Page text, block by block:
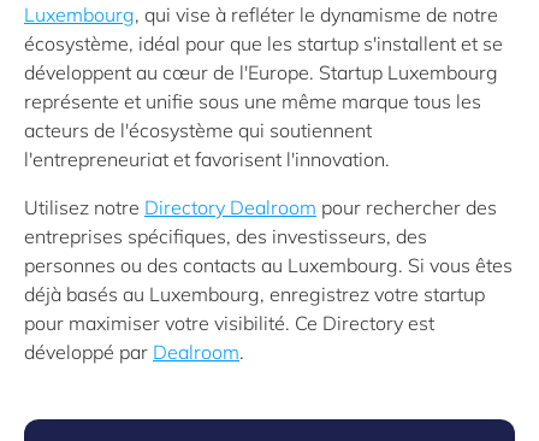
Luxembourg, qui vise à refléter le dynamisme de notre
écosystème, idéal pour que les startup s'installent et se
développent au cœur de l'Europe. Startup Luxembourg
représente et unifie sous une même marque tous les
acteurs de l'écosystème qui soutiennent
l'entrepreneuriat et favorisent l'innovation.
Utilisez notre Directory Dealroom pour rechercher des
entreprises spécifiques, des investisseurs, des
personnes ou des contacts au Luxembourg. Si vous êtes
déjà basés au Luxembourg, enregistrez votre startup
pour maximiser votre visibilité. Ce Directory est
développé par Dealroom.